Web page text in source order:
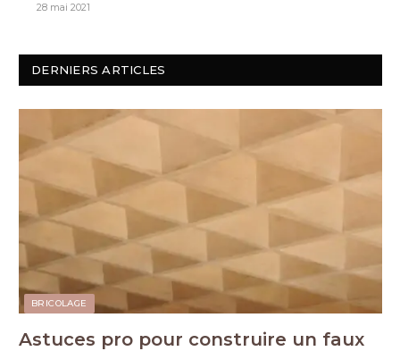
28 mai 2021
DERNIERS ARTICLES
BRICOLAGE
Astuces pro pour construire un faux